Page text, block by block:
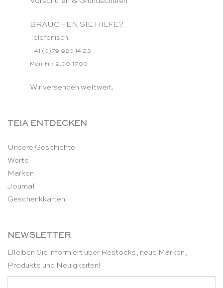
BRAUCHEN SIE HILFE?
Telefonisch:
+41 (0)79 920 14 23
Mon-Fri: 9.00-17.00
Wir versenden weltweit.
TEIA ENTDECKEN
Unsere Geschichte
Werte
Marken
Journal
Geschenkkarten
NEWSLETTER
Bleiben Sie informiert über Restocks, neue Marken,
Produkte und Neuigkeiten!